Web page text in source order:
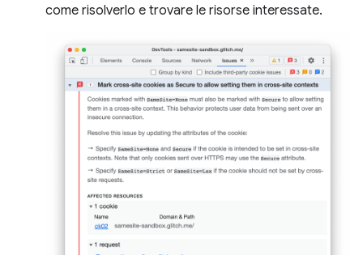
come risolverlo e trovare le risorse interessate.